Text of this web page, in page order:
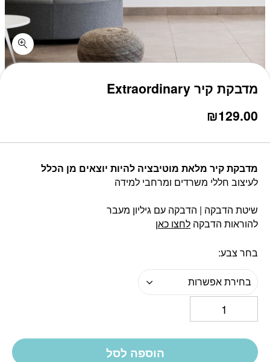
מדבקת קיר Extraordinary
₪129.00
מדבקת קיר מלאת מוטיבציה להיות יוצאים מן הכלל
לעיצוב חללי משרדים ומרחבי למידה
שיטת הדבקה | הדבקה עם גיליון מעבר
להוראות הדבקה לחצו כאן
בחר צבע
בחירת אפשרות
כמות מדבקת קיר Extraordinary
הוספה לסל